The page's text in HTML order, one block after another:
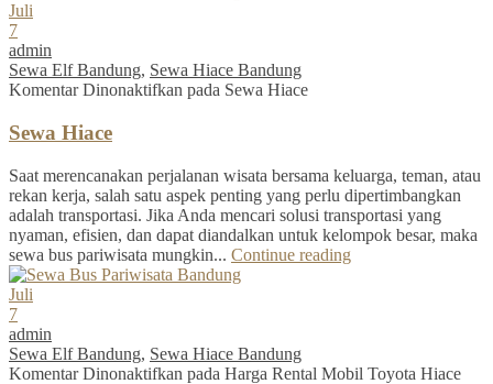
Juli
7
admin
Sewa Elf Bandung, Sewa Hiace Bandung
Komentar Dinonaktifkan pada Sewa Hiace
Sewa Hiace
Saat merencanakan perjalanan wisata bersama keluarga, teman, atau
rekan kerja, salah satu aspek penting yang perlu dipertimbangkan
adalah transportasi. Jika Anda mencari solusi transportasi yang
nyaman, efisien, dan dapat diandalkan untuk kelompok besar, maka
sewa bus pariwisata mungkin... Continue reading
Juli
7
admin
Sewa Elf Bandung, Sewa Hiace Bandung
Komentar Dinonaktifkan pada Harga Rental Mobil Toyota Hiace